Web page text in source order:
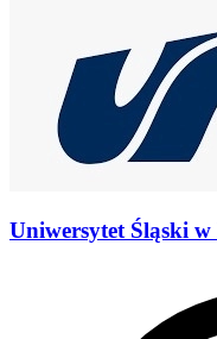
Uniwersytet Śląski